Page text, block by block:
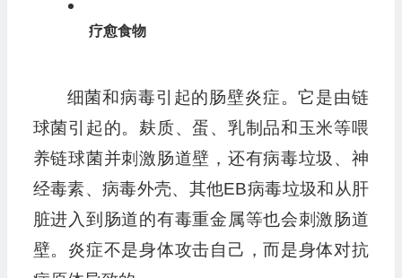
疗愈食物
细菌和病毒引起的肠壁炎症。它是由链
球菌引起的。麸质、蛋、乳制品和玉米等喂
养链球菌并刺激肠道壁，还有病毒垃圾、神
经毒素、病毒外壳、其他EB病毒垃圾和从肝
脏进入到肠道的有毒重金属等也会刺激肠道
壁。炎症不是身体攻击自己，而是身体对抗